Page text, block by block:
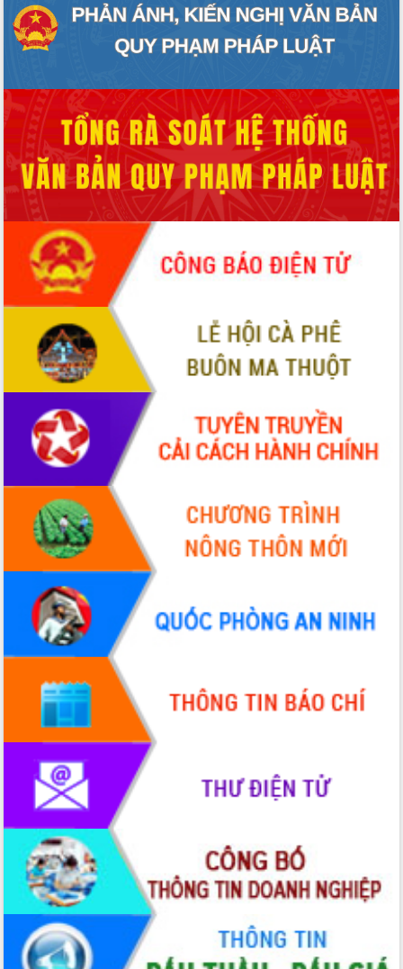
sầu riêng tại Đắk Lắk
Trình diễn nghệ thuật chế biến các
món ăn từ sầu riêng
tiến đầu tư tỉnh
Ngành cá ngừ Đắk Lắk chủ động thích
ứng để giữ vững thị trường xuất khẩu
Diễn đàn Kinh tế tư nhân Việt Nam đột
phá cơ chế - Hợp tác công tư
Đề án 06 tạo bước ngoặt đột phá trong
cải cách hành chính tỉnh Đắk Lắk
Kết nối tour, đẩy mạnh chuyển đổi số
để phát triển du lịch Đắk Lắk
Khởi động Dự án Đầu tư xây dựng hạ
tầng kỹ thuật Cụm công nghiệp Tân
Tiến
Gặp mặt các cơ quan báo chí nhân Kỷ
niệm 101 năm Ngày Báo chí Cách
mạng Việt Nam
Đắk Lắk sơ kết 4 năm triển khai thực
hiện Đề án 06 của Chính phủ
Họp báo thông tin về Hội nghị Công bố
Quy hoạch và Xúc tiến đầu tư tỉnh Đắk
Khơi thông điểm nghẽn, đẩy nhanh
giải ngân vốn khắc phục thiên tai
HĐND tỉnh thông qua điều chỉnh Quy
hoạch tỉnh thời kỳ 2021-2030
Hội thảo góp ý hồ sơ điều chỉnh quy
hoạch tỉnh Đắk Lắk thời kỳ 2021-2030,
tầm nhìn đến năm 2050
Nâng cao hiệu quả hoạt động của các
doanh nghiệp nhà nước
Hội nghị triển khai kết nối mạng
truyền số liệu chuyên dùng phục vụ cơ
quan Đảng, Nhà nước
Lễ phát động chuỗi hoạt động chung
tay làm sạch môi trường
Xã Ea Kar bước chuyển mình trong
công tác cải cách hành chính mô hình
mới
UBND tỉnh họp báo định kỳ tháng 4
năm 2026
Hội thảo khoa học “Giải pháp thúc đẩy
phát triển nền kinh tế xanh tại tỉnh
Đắk Lắk”
Tăng cường giám sát, đôn đốc thực
hiện nhiệm vụ quản lý tài sản công
hàng tuần